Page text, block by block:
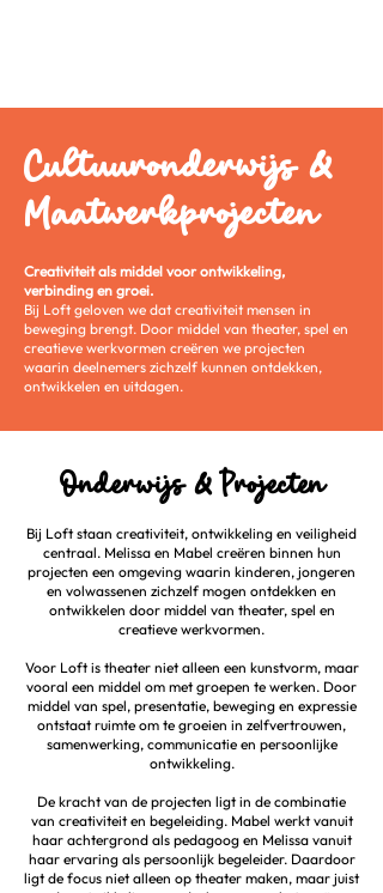
Cultuuronderwijs &
Maatwerkprojecten
Creativiteit als middel voor ontwikkeling,
verbinding en groei.
Bij Loft geloven we dat creativiteit mensen in
beweging brengt. Door middel van theater, spel en
creatieve werkvormen creëren we projecten
waarin deelnemers zichzelf kunnen ontdekken,
ontwikkelen en uitdagen.
Onderwijs & Projecten
Bij Loft staan creativiteit, ontwikkeling en veiligheid
centraal. Melissa en Mabel creëren binnen hun
projecten een omgeving waarin kinderen, jongeren
en volwassenen zichzelf mogen ontdekken en
ontwikkelen door middel van theater, spel en
creatieve werkvormen.
Voor Loft is theater niet alleen een kunstvorm, maar
vooral een middel om met groepen te werken. Door
middel van spel, presentatie, beweging en expressie
ontstaat ruimte om te groeien in zelfvertrouwen,
samenwerking, communicatie en persoonlijke
ontwikkeling.
De kracht van de projecten ligt in de combinatie
van creativiteit en begeleiding. Mabel werkt vanuit
haar achtergrond als pedagoog en Melissa vanuit
haar ervaring als persoonlijk begeleider. Daardoor
ligt de focus niet alleen op theater maken, maar juist